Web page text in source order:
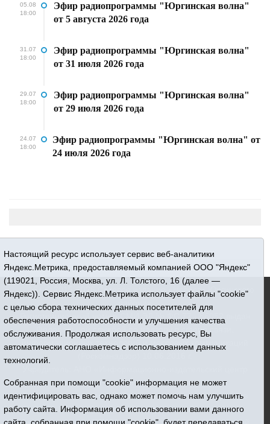
05.08
18:00
Эфир радиопрограммы "Юргинская волна"
от 5 августа 2026 года
31.07
18:00
Эфир радиопрограммы "Юргинская волна"
от 31 июля 2026 года
29.07
18:00
Эфир радиопрограммы "Юргинская волна"
от 29 июля 2026 года
24.07
18:00
Эфир радиопрограммы "Юргинская волна" от
24 июля 2026 года
16+ © 2015-2026 Сетевое издание «Новости Юргинского
Регистрационный номер СМИ ЭЛ № ФС 77 - 66052 выдан
Федеральной службой по надзору в сфере связи,
«Призыв»
Все права защищены © При использовании материалов
ссылка обязательна
Настоящий ресурс использует сервис веб-аналитики
Яндекс.Метрика, предоставляемый компанией ООО "Яндекс"
(119021, Россия, Москва, ул. Л. Толстого, 16 (далее —
Яндекс)). Сервис Яндекс.Метрика использует файлы "cookie"
с целью сбора технических данных посетителей для
обеспечения работоспособности и улучшения качества
обслуживания. Продолжая использовать ресурс, Вы
автоматически соглашаетесь с использованием данных
технологий.
Собранная при помощи "cookie" информация не может
идентифицировать вас, однако может помочь нам улучшить
работу сайта. Информация об использовании вами данного